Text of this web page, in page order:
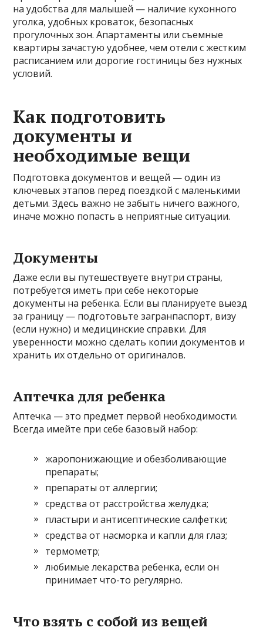
на удобства для малышей — наличие кухонного
уголка, удобных кроваток, безопасных
прогулочных зон. Апартаменты или съемные
квартиры зачастую удобнее, чем отели с жестким
расписанием или дорогие гостиницы без нужных
условий.
Как подготовить
документы и
необходимые вещи
Подготовка документов и вещей — один из
ключевых этапов перед поездкой с маленькими
детьми. Здесь важно не забыть ничего важного,
иначе можно попасть в неприятные ситуации.
Документы
Даже если вы путешествуете внутри страны,
потребуется иметь при себе некоторые
документы на ребенка. Если вы планируете выезд
за границу — подготовьте загранпаспорт, визу
(если нужно) и медицинские справки. Для
уверенности можно сделать копии документов и
хранить их отдельно от оригиналов.
Аптечка для ребенка
Аптечка — это предмет первой необходимости.
Всегда имейте при себе базовый набор:
жаропонижающие и обезболивающие
препараты;
препараты от аллергии;
средства от расстройства желудка;
пластыри и антисептические салфетки;
средства от насморка и капли для глаз;
термометр;
любимые лекарства ребенка, если он
принимает что-то регулярно.
Что взять с собой из вещей